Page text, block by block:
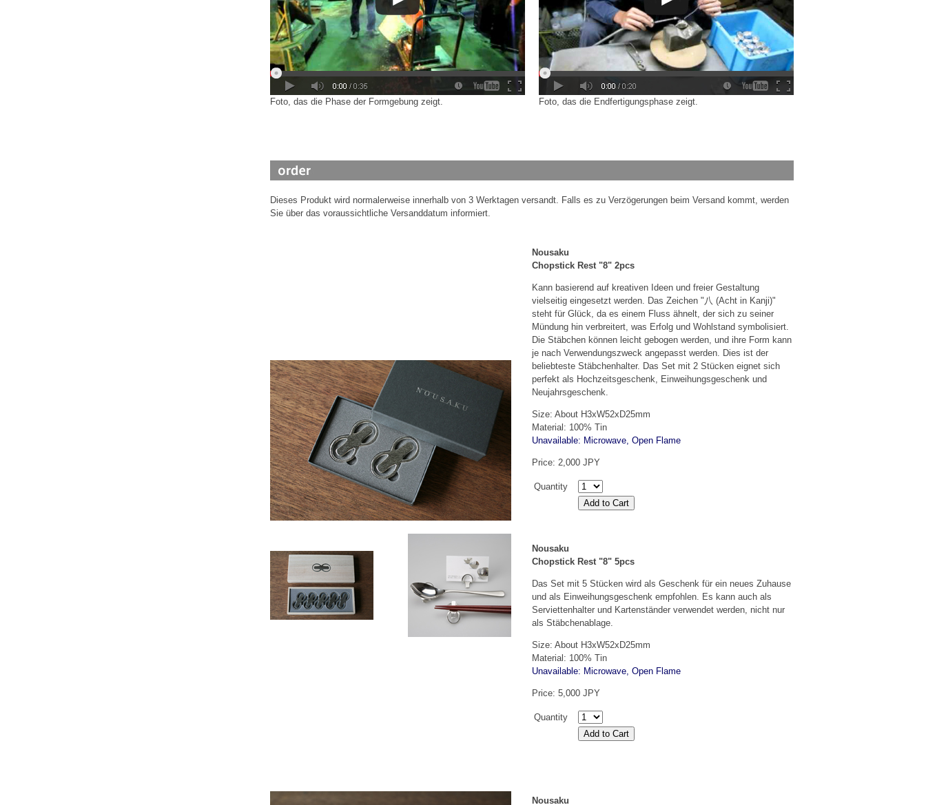
Foto, das die Phase der Formgebung zeigt. Foto, das die Endfertigungsphase zeigt.
Dieses Produkt wird normalerweise innerhalb von 3 Werktagen versandt. Falls es zu Verzögerungen beim Versand kommt, werden
Sie über das voraussichtliche Versanddatum informiert.
Nousaku
Chopstick Rest "8" 2pcs
Kann basierend auf kreativen Ideen und freier Gestaltung
vielseitig eingesetzt werden. Das Zeichen "八 (Acht in Kanji)"
steht für Glück, da es einem Fluss ähnelt, der sich zu seiner
Mündung hin verbreitert, was Erfolg und Wohlstand symbolisiert.
Die Stäbchen können leicht gebogen werden, und ihre Form kann
je nach Verwendungszweck angepasst werden. Dies ist der
beliebteste Stäbchenhalter. Das Set mit 2 Stücken eignet sich
perfekt als Hochzeitsgeschenk, Einweihungsgeschenk und
Neujahrsgeschenk.
Size: About H3xW52xD25mm
Material: 100% Tin
Unavailable: Microwave, Open Flame
Price: 2,000 JPY
Quantity
Nousaku
Chopstick Rest "8" 5pcs
Das Set mit 5 Stücken wird als Geschenk für ein neues Zuhause
und als Einweihungsgeschenk empfohlen. Es kann auch als
Serviettenhalter und Kartenständer verwendet werden, nicht nur
als Stäbchenablage.
Size: About H3xW52xD25mm
Material: 100% Tin
Unavailable: Microwave, Open Flame
Price: 5,000 JPY
Quantity
Nousaku